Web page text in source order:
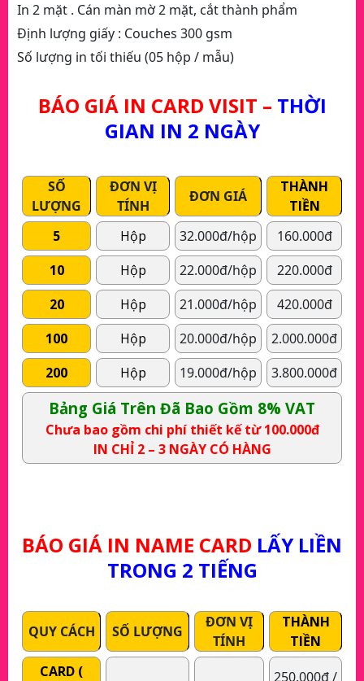
In 2 mặt . Cán màn mờ 2 mặt, cắt thành phẩm
Định lượng giấy : Couches 300 gsm
Số lượng in tối thiếu (05 hộp / mẫu)
BÁO GIÁ IN CARD VISIT – THỜI
GIAN IN 2 NGÀY
SỐ
LƯỢNG
ĐƠN VỊ
TÍNH
ĐƠN GIÁ
THÀNH
TIỀN
5
Hộp 32.000đ/hộp
160.000đ
10
Hộp 22.000đ/hộp
220.000đ
20
Hộp 21.000đ/hộp
420.000đ
100
Hộp 20.000đ/hộp
2.000.000đ
200
Hộp 19.000đ/hộp 3.800.000đ
Bảng Giá Trên Đã Bao Gồm 8% VAT
Chưa bao gồm chi phí thiết kế từ 100.000đ
IN CHỈ 2 – 3 NGÀY CÓ HÀNG
BÁO GIÁ IN NAME CARD LẤY LIỀN
TRONG 2 TIẾNG
QUY CÁCH SỐ LƯỢNG
ĐƠN VỊ
TÍNH
THÀNH
TIỀN
CARD (
250.000đ /